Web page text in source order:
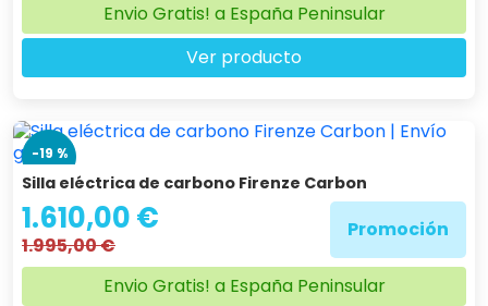
Envio Gratis! a España Peninsular
Ver producto
-19 %
Silla eléctrica de carbono Firenze Carbon
1.610,00 €
1.995,00 €
Promoción
Envio Gratis! a España Peninsular